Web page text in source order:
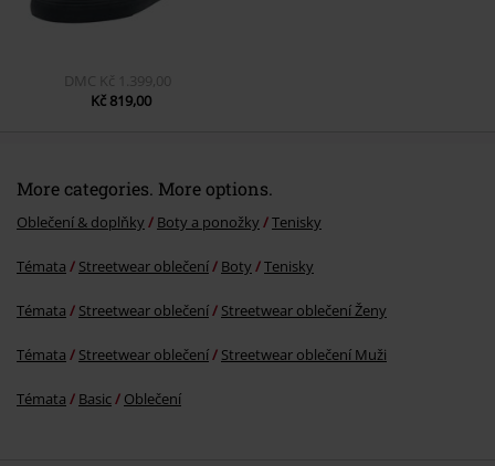
DMC Kč 1.399,00
Kč 819,00
More categories. More options.
Oblečení & doplňky Boty a ponožky Tenisky
Témata Streetwear oblečení Boty Tenisky
Témata Streetwear oblečení Streetwear oblečení Ženy
Témata Streetwear oblečení Streetwear oblečení Muži
Témata Basic Oblečení